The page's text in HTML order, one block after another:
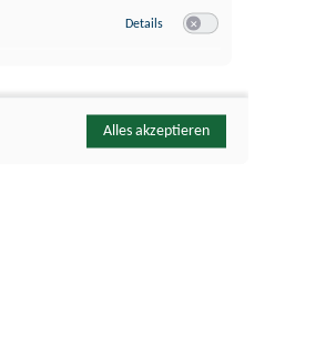
Details zu YouTube
Alles akzeptieren